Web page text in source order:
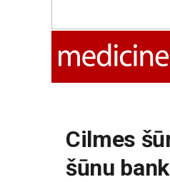
Cilmes
šūnu